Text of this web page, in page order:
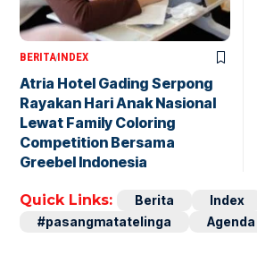
BERITAINDEX
Atria Hotel Gading Serpong
Rayakan Hari Anak Nasional
Lewat Family Coloring
Competition Bersama
Greebel Indonesia
Quick Links: Berita Index
#pasangmatatelinga
Agenda